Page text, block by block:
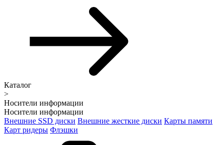
Каталог
>
Носители информации
Носители информации
Внешние SSD диски Внешние жесткие диски Карты памяти
Карт ридеры Флэшки